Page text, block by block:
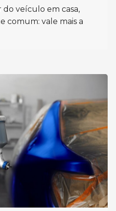
veículo em casa,
comum: vale mais a